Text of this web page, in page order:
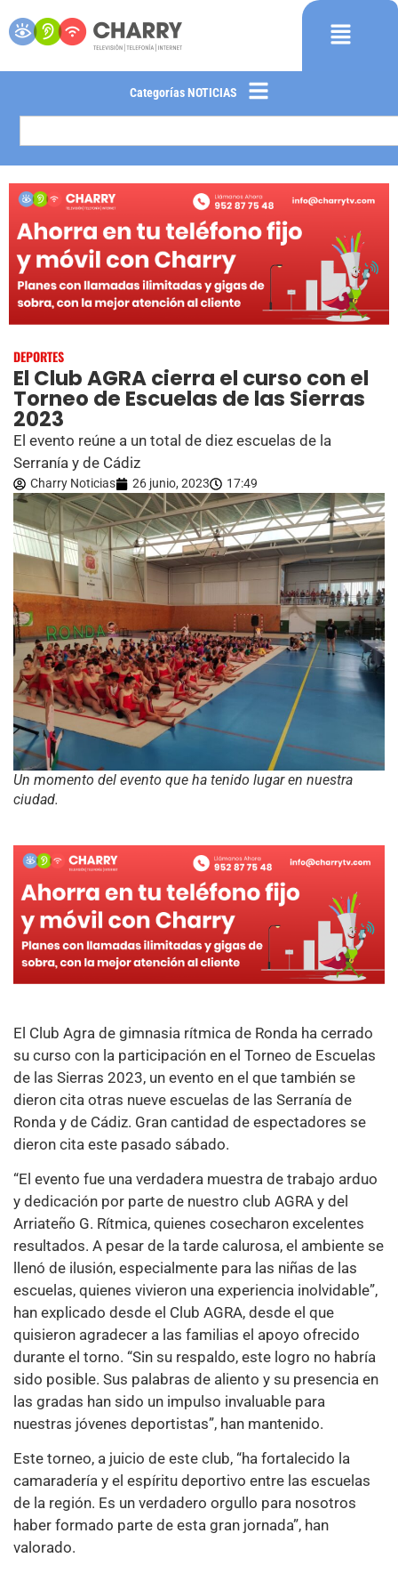
Categorías NOTICIAS
DEPORTES
El Club AGRA cierra el curso con el
Torneo de Escuelas de las Sierras
2023
El evento reúne a un total de diez escuelas de la
Serranía y de Cádiz
Charry Noticias 26 junio, 2023 17:49
Un momento del evento que ha tenido lugar en nuestra
ciudad.
El Club Agra de gimnasia rítmica de Ronda ha cerrado
su curso con la participación en el Torneo de Escuelas
de las Sierras 2023, un evento en el que también se
dieron cita otras nueve escuelas de las Serranía de
Ronda y de Cádiz. Gran cantidad de espectadores se
dieron cita este pasado sábado.
“El evento fue una verdadera muestra de trabajo arduo
y dedicación por parte de nuestro club AGRA y del
Arriateño G. Rítmica, quienes cosecharon excelentes
resultados. A pesar de la tarde calurosa, el ambiente se
llenó de ilusión, especialmente para las niñas de las
escuelas, quienes vivieron una experiencia inolvidable”,
han explicado desde el Club AGRA, desde el que
quisieron agradecer a las familias el apoyo ofrecido
durante el torno. “Sin su respaldo, este logro no habría
sido posible. Sus palabras de aliento y su presencia en
las gradas han sido un impulso invaluable para
nuestras jóvenes deportistas”, han mantenido.
Este torneo, a juicio de este club, “ha fortalecido la
camaradería y el espíritu deportivo entre las escuelas
de la región. Es un verdadero orgullo para nosotros
haber formado parte de esta gran jornada”, han
valorado.